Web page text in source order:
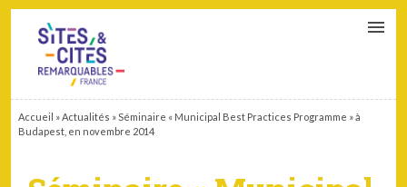
Accueil »Actualités » Séminaire « Municipal Best Practices Programme » à
Budapest, en novembre 2014